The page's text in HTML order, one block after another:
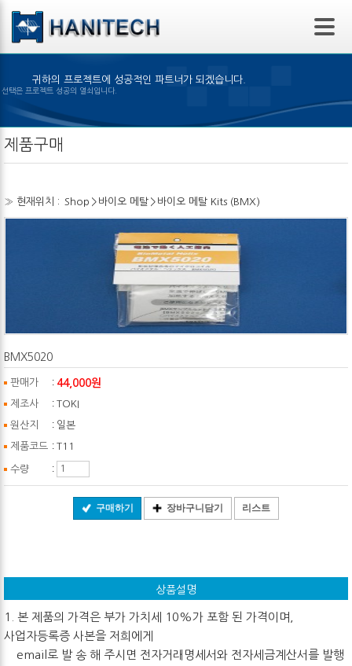
본문 바로가기
귀하의 프로젝트에 성공적인 파트너가 되겠습니다.
은 제품의 선택은 프로젝트 성공의 열쇠입니다.
제품구매
» 현재위치 : Shop > 바이오 메탈 > 바이오 메탈 Kits (BMX)
BMX5020
판매가 : 44,000원
제조사 : TOKI
원산지 : 일본
제품코드 : T11
수량 :
구매하기 장바구니담기 리스트
상품설명
1. 본 제품의 가격은 부가 가치세 10%가 포함 된 가격이며,
사업자등록증 사본을 저희에게
email로 발 송 해 주시면 전자거래명세서와 전자세금계산서를 발행